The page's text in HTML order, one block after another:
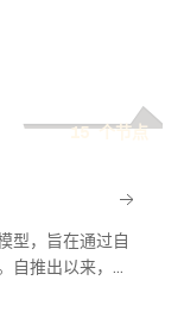
一
15 个节点
型，旨在通过自
自推出以来，文